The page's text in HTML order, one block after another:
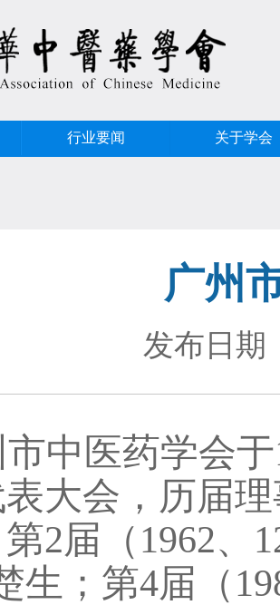
行业要闻 关于学会
广州
发布日期
中医药学会于
大会，历届
2届（1962、
生；第4届（